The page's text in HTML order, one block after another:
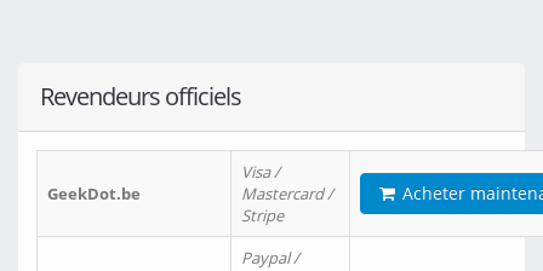
Revendeurs officiels
GeekDot.be
Visa /
Mastercard /
Stripe
Acheter
Paypal /